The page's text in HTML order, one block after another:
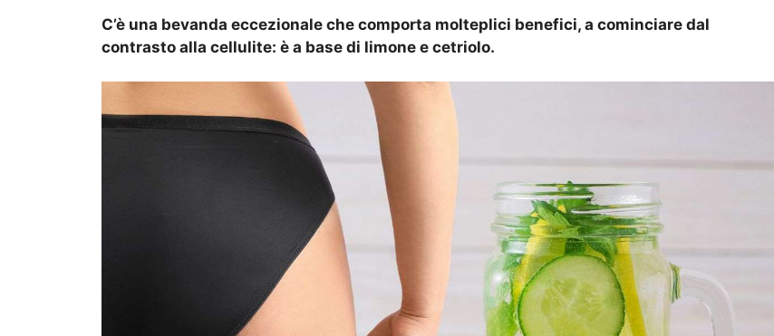
C’è una bevanda eccezionale che comporta molteplici benefici, a cominciare dal
contrasto alla cellulite: è a base di limone e cetriolo.